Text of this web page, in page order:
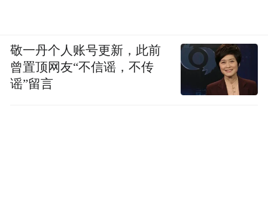
敬一丹个人账号更新，此前
曾置顶网友“不信谣，不传
谣”留言